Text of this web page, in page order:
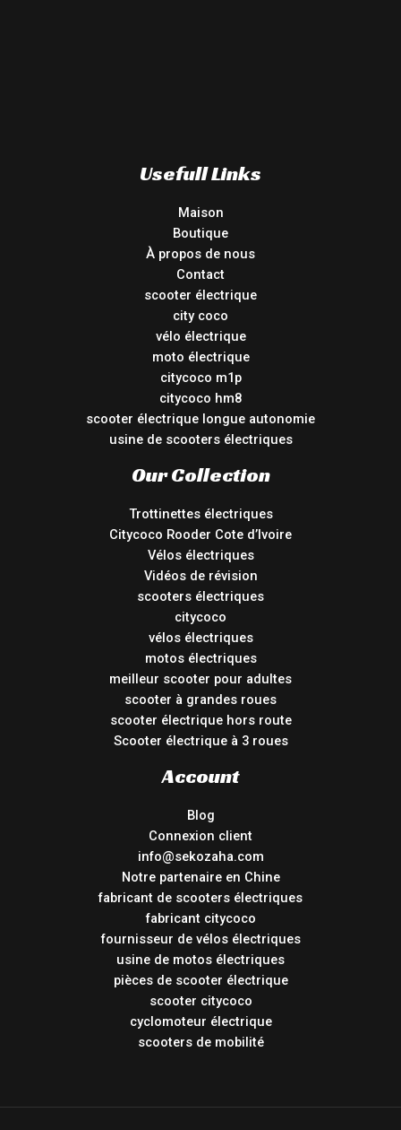
Usefull Links
Maison
Boutique
À propos de nous
Contact
scooter électrique
city coco
vélo électrique
moto électrique
citycoco m1p
citycoco hm8
scooter électrique longue autonomie
usine de scooters électriques
Our Collection
Trottinettes électriques
Citycoco Rooder Cote d’Ivoire
Vélos électriques
Vidéos de révision
scooters électriques
citycoco
vélos électriques
motos électriques
meilleur scooter pour adultes
scooter à grandes roues
scooter électrique hors route
Scooter électrique à 3 roues
Account
Blog
Connexion client
info@sekozaha.com
Notre partenaire en Chine
fabricant de scooters électriques
fabricant citycoco
fournisseur de vélos électriques
usine de motos électriques
pièces de scooter électrique
scooter citycoco
cyclomoteur électrique
scooters de mobilité